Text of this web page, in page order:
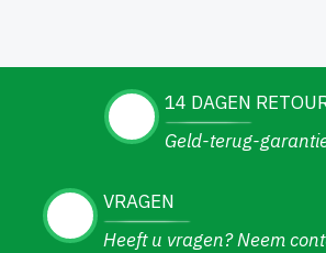
14 DAGEN
Geld-terug-
VRAGEN
Heeft u vragen? Neem